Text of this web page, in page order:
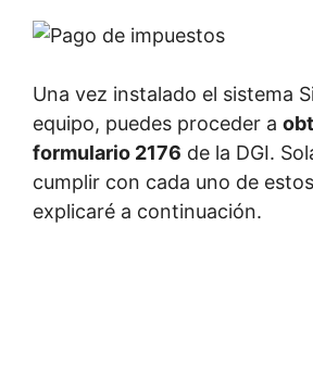
Una vez instalado el sistema
equipo, puedes proceder a
formulario 2176 de la DGI.
cumplir con cada uno de
explicaré a continuación.